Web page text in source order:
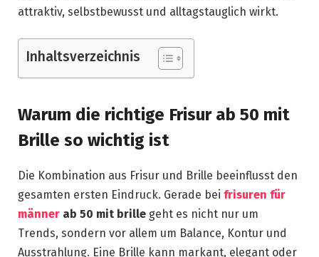
attraktiv, selbstbewusst und alltagstauglich wirkt.
Inhaltsverzeichnis
Warum die richtige Frisur ab 50 mit
Brille so wichtig ist
Die Kombination aus Frisur und Brille beeinflusst den
gesamten ersten Eindruck. Gerade bei frisuren für
männer ab 50 mit brille geht es nicht nur um
Trends, sondern vor allem um Balance, Kontur und
Ausstrahlung. Eine Brille kann markant, elegant oder